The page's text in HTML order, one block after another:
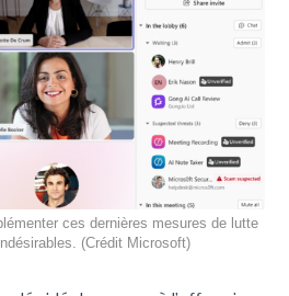
ces dernières mesures de lutte
(Crédit Microsoft)